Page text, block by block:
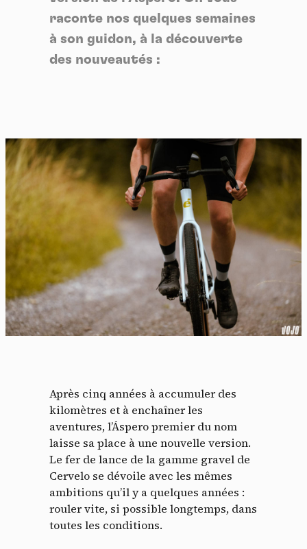
raconte nos quelques semaines
à son guidon, à la découverte
des nouveautés :
Après cinq années à accumuler des
kilomètres et à enchaîner les
aventures, l’Áspero premier du nom
laisse sa place à une nouvelle version.
Le fer de lance de la gamme gravel de
Cervelo se dévoile avec les mêmes
ambitions qu’il y a quelques années :
rouler vite, si possible longtemps, dans
toutes les conditions.